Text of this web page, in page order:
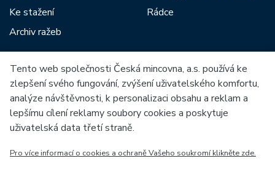
Ke stažení
Archiv ražeb
Rádce
Mezi naše partnery patří:
Evropská unie
Tento web společnosti Česká mincovna, a.s. používá ke
zlepšení svého fungování, zvýšení uživatelského komfortu,
analýze návštěvnosti, k personalizaci obsahu a reklam a
lepšímu cílení reklamy soubory cookies a poskytuje
uživatelská data třetí straně.
Pro více informací o cookies a ochraně Vašeho soukromí klikněte zde.